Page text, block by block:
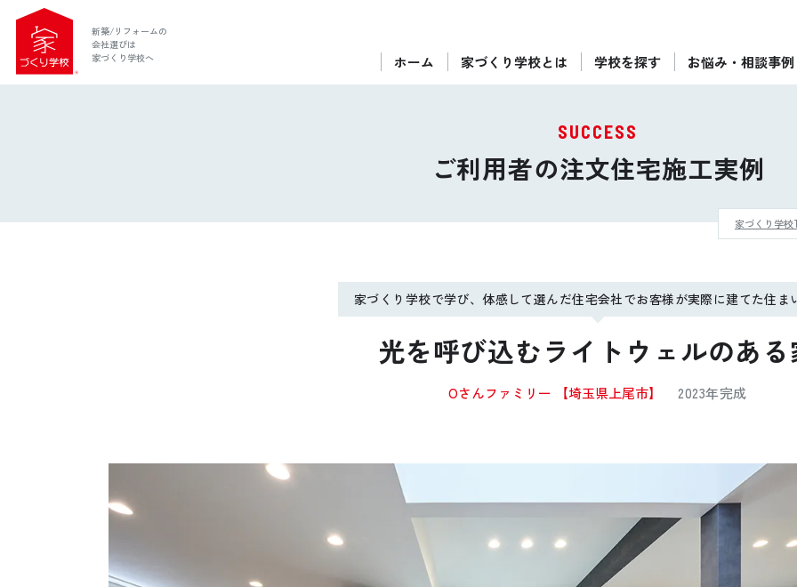
新築/リフォームの
会社選びは
家づくり学校へ
ホーム 家づくり学校とは 学校を探す お悩み・相談事例
ぴったりの住宅会社をご提案
後悔しない家づくりをレクチャー
セミナーをみる
ご利用は無料！全国20校
よくある質問
ご利用者の声・実例
お役立ち情報
SUCCESS
ご利用者の注文住宅施工実例
家づくり学校
家づくり学校で学び、体感して選んだ住宅会社でお客様が実際に建てた住ま
光を呼び込むライトウェルのあ
Oさんファミリー 【埼玉県上尾市】 2023年完成